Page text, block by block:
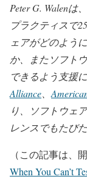
Peter G. Walen
プラクティスで
ェアがどのよう
か、またソフト
できるよう支援
Alliance、
り、ソフトウェ
レンスでもたび
（この記事は、
When You Can’t